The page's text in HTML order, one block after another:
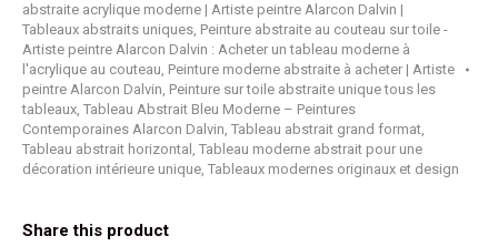
abstraite acrylique moderne | Artiste peintre Alarcon Dalvin |
Tableaux abstraits uniques, Peinture abstraite au couteau sur toile -
Artiste peintre Alarcon Dalvin : Acheter un tableau moderne à
l'acrylique au couteau, Peinture moderne abstraite à acheter | Artiste
peintre Alarcon Dalvin, Peinture sur toile abstraite unique tous les
tableaux, Tableau Abstrait Bleu Moderne – Peintures
Contemporaines Alarcon Dalvin, Tableau abstrait grand format,
Tableau abstrait horizontal , Tableau moderne abstrait pour une
décoration intérieure unique, Tableaux modernes originaux et design
Share this product